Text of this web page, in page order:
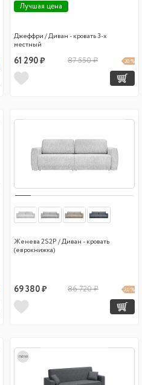
Лучшая цена
Джеффри / Диван - кровать 3-х
местный
61 290 ₽ 87 550 ₽ 30 %
Женева 2S2P / Диван - кровать
(еврокнижка)
69 380 ₽ 86 720 ₽ 20 %
new